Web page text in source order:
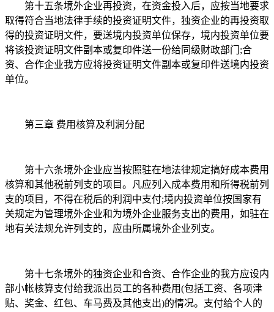
第十五条境外企业再投资，在资金投入后，应按当地要求
取得符合当地法律手续的投资证明文件，独资企业的再投资取
得的投资证明文件，要送境内投资单位保存，境内投资单位要
将该投资证明文件副本或复印件送一份给同级财政部门;合
资、合作企业我方应将投资证明文件副本或复印件送境内投资
单位。
第三章 费用核算及利润分配
第十六条境外企业应当按照驻在地法律规定搞好成本费用
核算和其他税前列支的项目。凡应列入成本费用和所得税前列
支的项目，不得在税后的利润中支付;境内投资单位按国家有
关规定为管理境外企业和为境外企业服务支出的费用，如驻在
地有关法规允许列支的，应由所属境外企业列支。
第十七条境外的独资企业和合资、合作企业的我方应设内
部小帐核算支付给我派出员工的各种费用(包括工资、各项津
贴、奖金、红包、车马费及其他支出)的情况。支付给个人的